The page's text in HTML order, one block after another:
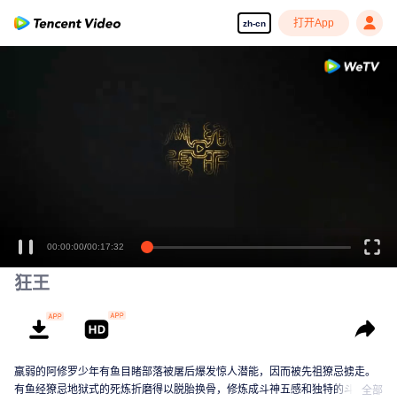
zh-cn 打开App
00:00:00/00:17:32
狂王
羸弱的阿修罗少年有鱼目睹部落被屠后爆发惊人潜能，因而被先祖獠忌掳走。
有鱼经獠忌地狱式的死炼折磨得以脱胎换骨，修炼成斗神五感和独特的斗魂之
全部